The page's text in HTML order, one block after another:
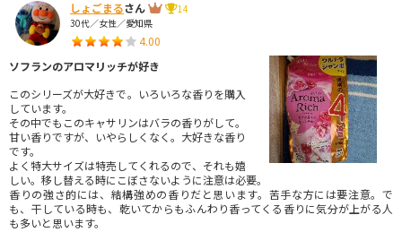
しょごまるさん
14
30代／女性／愛知県
4.00
ソフランのアロマリッチが好き
このシリーズが大好きで。いろいろな香りを購入
しています。
その中でもこのキャサリンはバラの香りがして。
甘い香りですが、いやらしくなく。大好きな香り
です。
よく特大サイズは特売してくれるので、それも嬉
しい。移し替える時にこぼさないように注意は必要。
香りの強さ的には、結構強めの香りだと思います。苦手な方には要注意。で
も、干している時も、乾いてからもふんわり香ってくる香りに気分が上がる人
も多いと思います。